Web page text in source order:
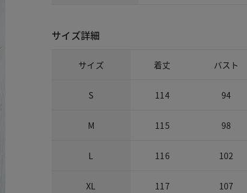
サイズ詳細
サイズ 着丈 バスト
S 114 94
M 115 98
L 116 102
XL 117 107